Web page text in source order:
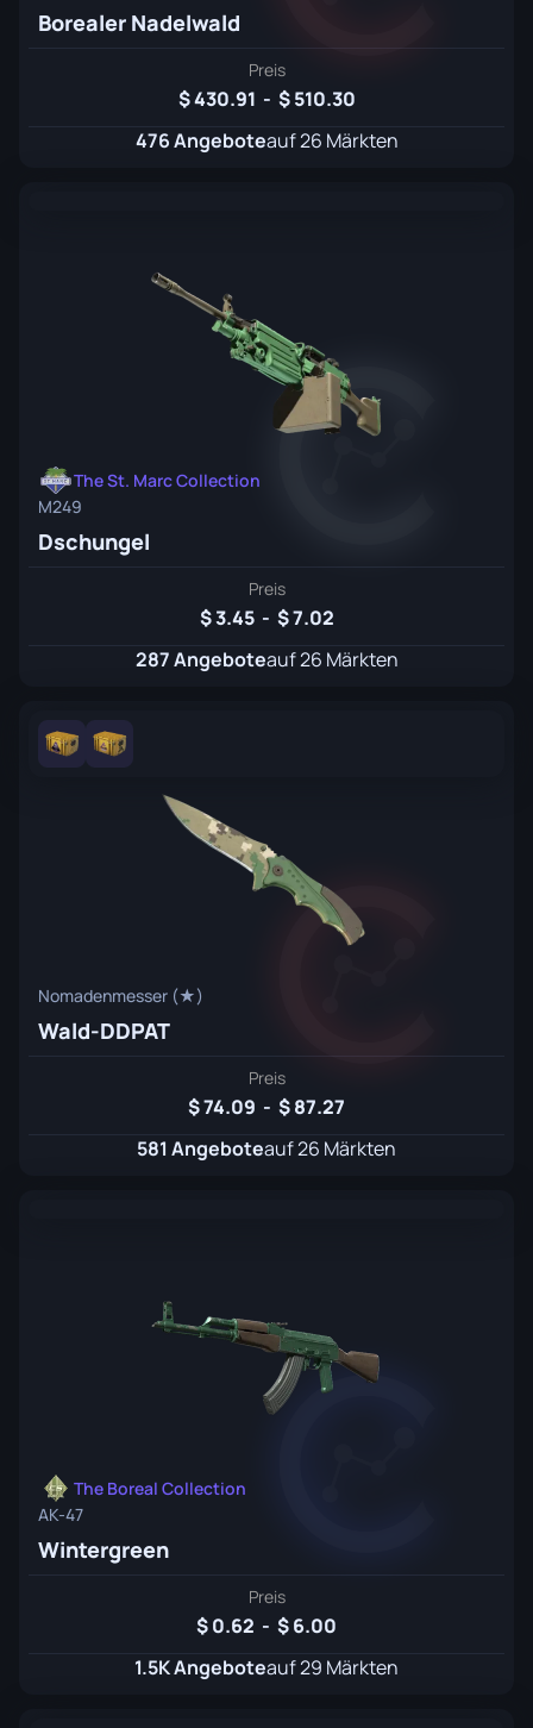
Borealer Nadelwald
Preis
430.91 -
510.30
476 Angeboteauf 26 Märkten
The St. Marc Collection
M249
Dschungel
Preis
3.45 -
7.02
287 Angeboteauf 26 Märkten
Nomadenmesser (★)
Wald-DDPAT
Preis
74.09 -
87.27
581 Angeboteauf 26 Märkten
The Boreal Collection
AK-47
Wintergreen
Preis
0.62 -
6.00
1.5K Angeboteauf 29 Märkten